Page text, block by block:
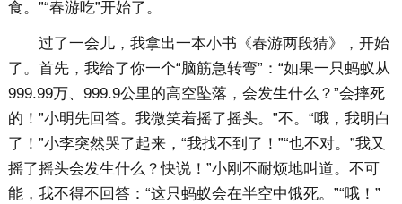
食。”“春游吃”开始了。
过了一会儿，我拿出一本小书《春游两段猜》，开始
了。首先，我给了你一个“脑筋急转弯”：“如果一只蚂蚁从
999.99万、999.9公里的高空坠落，会发生什么？”会摔死
的！”小明先回答。我微笑着摇了摇头。”不。“哦，我明白
了！”小李突然哭了起来，“我找不到了！”“也不对。”我又
摇了摇头会发生什么？快说！”小刚不耐烦地叫道。不可
能，我不得不回答：“这只蚂蚁会在半空中饿死。”“哦！”